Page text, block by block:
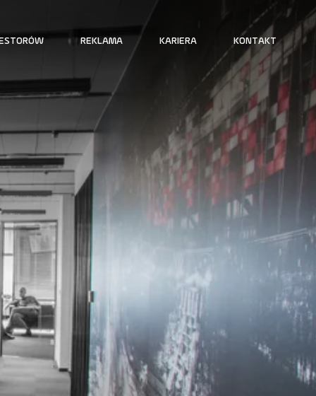
REKLAMA KARIERA KONTAKT